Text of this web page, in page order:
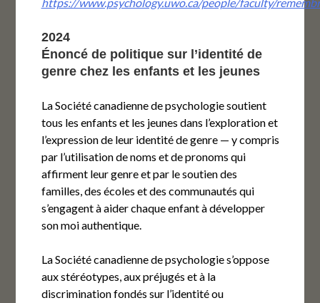
2024
Énoncé de politique sur l’identité de
genre chez les enfants et les jeunes
La Société canadienne de psychologie soutient
tous les enfants et les jeunes dans l’exploration et
l’expression de leur identité de genre — y compris
par l’utilisation de noms et de pronoms qui
affirment leur genre et par le soutien des
familles, des écoles et des communautés qui
s’engagent à aider chaque enfant à développer
son moi authentique.
La Société canadienne de psychologie s’oppose
aux stéréotypes, aux préjugés et à la
discrimination fondés sur l’identité ou